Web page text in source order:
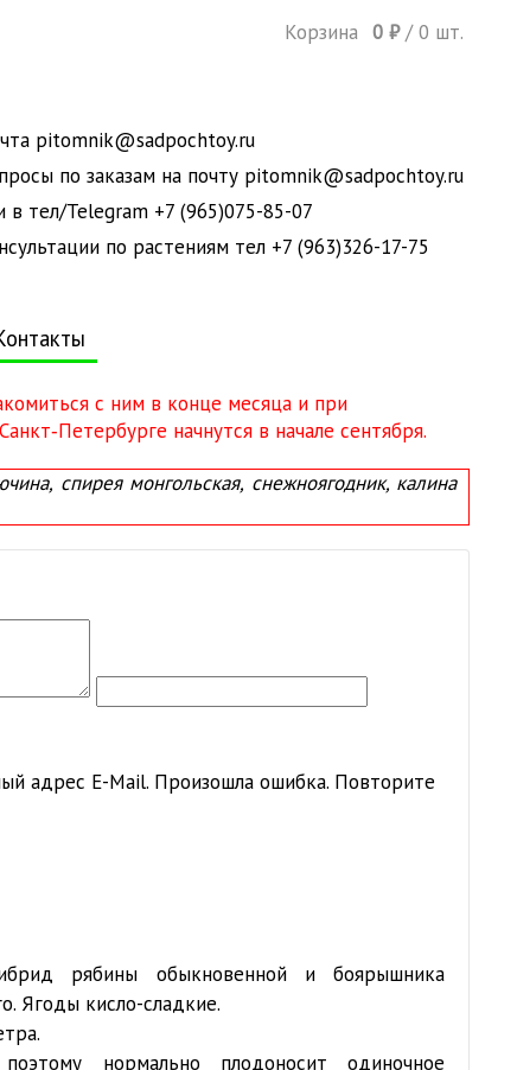
Корзина 0 ₽ /0 шт.
pitomnik@sadpochtoy.ru
по заказам на почту pitomnik@sadpochtoy.ru
в тел/Telegram +7 (965)075-85-07
по растениям тел +7 (963)326-17-75
с ним в конце месяца и при
начнутся в начале сентября.
спирея монгольская, снежноягодник, калина
адрес E-Mail. Произошла ошибка. Повторите
рябины обыкновенной и боярышника
Ягоды кисло-сладкие.
нормально плодоносит одиночное